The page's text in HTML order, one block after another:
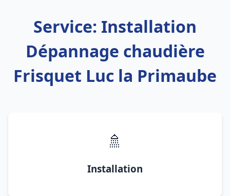
Service: Installation
Dépannage chaudière
Frisquet Luc la Primaube
🚿
Installation